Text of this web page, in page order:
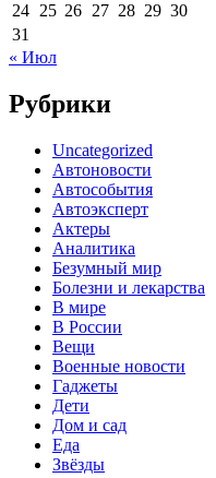
24 25 26 27 28 29 30
31
« Июл
Рубрики
Uncategorized
Автоновости
Автособытия
Автоэксперт
Актеры
Аналитика
Безумный мир
Болезни и лекарства
В мире
В России
Вещи
Военные новости
Гаджеты
Дети
Дом и сад
Еда
Звёзды